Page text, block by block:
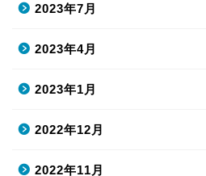
2023年7月
2023年4月
2023年1月
2022年12月
2022年11月